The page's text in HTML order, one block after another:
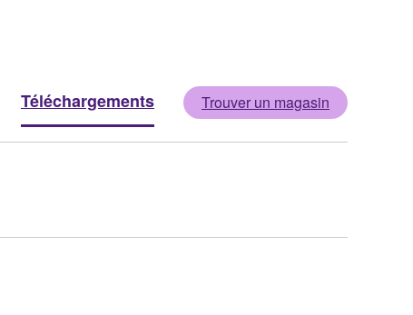
Téléchargements Trouver un magasin